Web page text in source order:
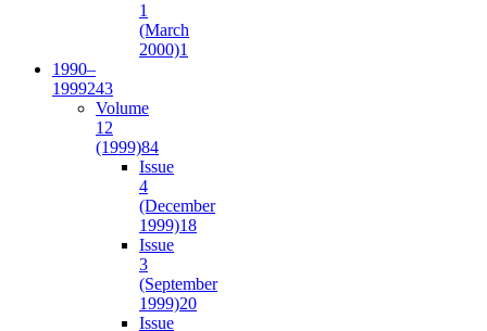
1
(March
2000)1
1990–
1999243
Volume
12
(1999)84
Issue
4
(December
1999)18
Issue
3
(September
1999)20
Issue